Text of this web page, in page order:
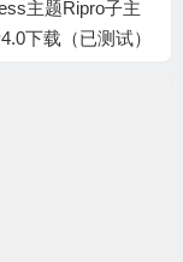
主题Ripro子主
下载（已测试）